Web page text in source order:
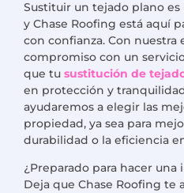
Sustituir un tejado plano
y Chase Roofing está aquí
con confianza. Con nuestra
compromiso con un
que tu sustitución de
en protección y
ayudaremos a elegir las
propiedad, ya sea para
durabilidad o la eficiencia
¿Preparado para hacer
Deja que Chase Roofing te